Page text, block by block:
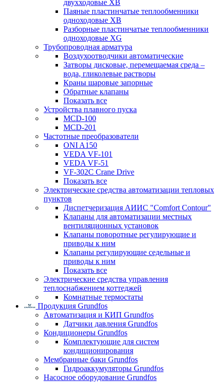
двухходовые XB
Паяные пластинчатые теплообменники
одноходовые ХВ
Разборные пластинчатые теплообменники
одноходовые ХG
Трубопроводная арматура
Воздухоотводчики автоматические
Затворы дисковые, перемещаемая среда –
вода, гликолевые растворы
Краны шаровые запорные
Обратные клапаны
Показать все
Устройства плавного пуска
MCD-100
MCD-201
Частотные преобразователи
ONI A150
VEDA VF-101
VEDA VF-51
VF-302C Crane Drive
Показать все
Электрические средства автоматизации тепловых
пунктов
Диспетчеризация АИИС "Comfort Contour"
Клапаны для автоматизации местных
вентиляционных установок
Клапаны поворотные регулирующие и
приводы к ним
Клапаны регулирующие седельные и
приводы к ним
Показать все
Электрические средства управления
теплоснабжением коттеджей
Комнатные термостаты
Продукция Grundfos
Автоматизация и КИП Grundfos
Датчики давления Grundfos
Кондиционеры Grundfos
Комплектующие для систем
кондиционирования
Мембранные баки Grundfos
Гидроаккумуляторы Grundfos
Насосное оборудование Grundfos